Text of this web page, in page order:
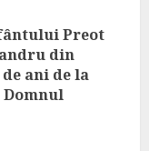
Preot
din
ani de la
Domnul